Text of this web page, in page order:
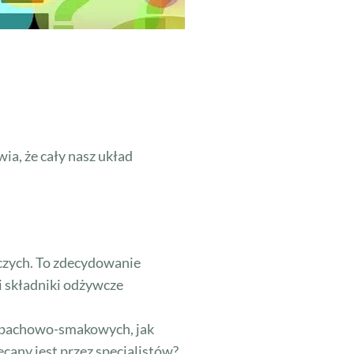
że cały nasz układ
To zdecydowanie
odżywcze
smakowych, jak